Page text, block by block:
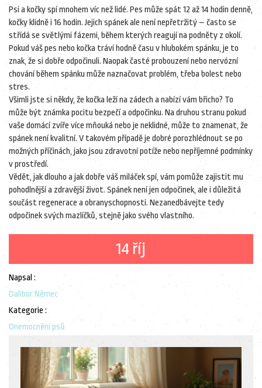
Psi a kočky spí mnohem víc než lidé. Pes může spát 12 až 14 hodin denně,
kočky klidně i 16 hodin. Jejich spánek ale není nepřetržitý – často se
střídá se světlými fázemi, během kterých reagují na podněty z okolí.
Pokud váš pes nebo kočka tráví hodně času v hlubokém spánku, je to
znak, že si dobře odpočinuli. Naopak časté probouzení nebo nervózní
chování během spánku může naznačovat problém, třeba bolest nebo
stres.
Všimli jste si někdy, že kočka leží na zádech a nabízí vám břicho? To
může být známka pocitu bezpečí a odpočinku. Na druhou stranu pokud
vaše domácí zvíře více mňouká nebo je neklidné, může to znamenat, že
spánek není kvalitní. V takovém případě je dobré porozhlédnout se po
možných příčinách, jako jsou zdravotní potíže nebo nepříjemné podmínky
v prostředí.
Vědět, jak dlouho a jak dobře váš miláček spí, vám pomůže zajistit mu
pohodlnější a zdravější život. Spánek není jen odpočinek, ale i důležitá
součást regenerace a obranyschopnosti. Nezanedbávejte tedy
odpočinek svých mazlíčků, stejně jako svého vlastního.
14 říj
Napsal :
Dalibor Němec
Kategorie :
Onemocnění psů